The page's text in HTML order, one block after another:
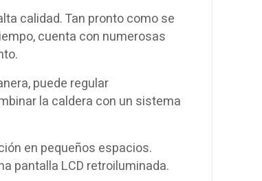
calidad. Tan pronto como se
cuenta con numerosas
puede regular
la caldera con un sistema
en pequeños espacios.
pantalla LCD retroiluminada.